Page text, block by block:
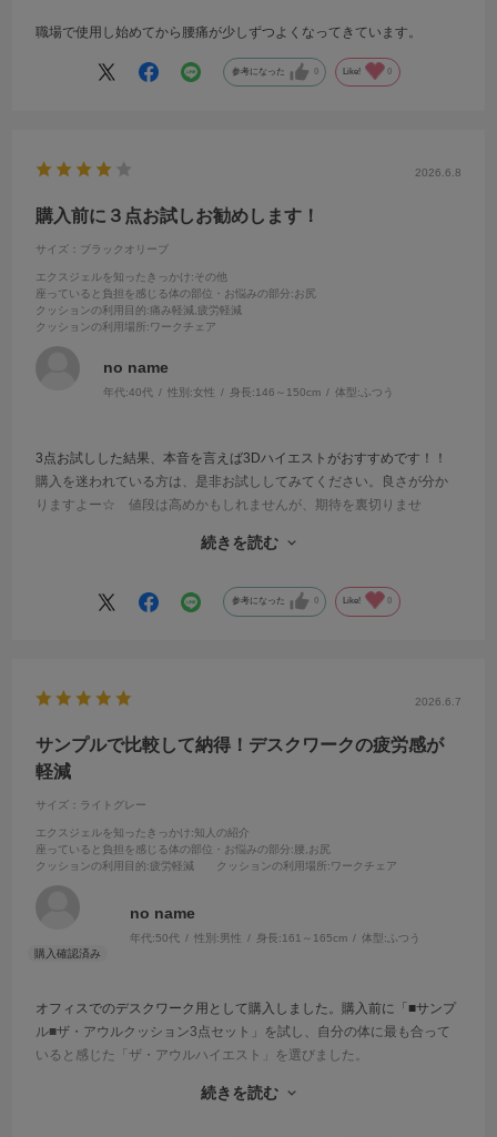
職場で使用し始めてから腰痛が少しずつよくなってきています。
参考になった 0 Like! 0
2026.6.8
購入前に３点お試しお勧めします！
サイズ：ブラックオリーブ
エクスジェルを知ったきっかけ :その他
座っていると負担を感じる体の部位・お悩みの部分:お尻
クッションの利用目的:痛み軽減,疲労軽減
クッションの利用場所:ワークチェア
no name
年代:40代 性別:女性 身長:146～150cm 体型:ふつう
3点お試しした結果、本音を言えば3Dハイエストがおすすめです！！
購入を迷われている方は、是非お試ししてみてください。良さが分か
りますよー☆ 値段は高めかもしれませんが、期待を裏切りませ
た。 これならお尻が痛くならないです。 ハイエストでも充分だと
続きを読む
参考になった 0 Like! 0
2026.6.7
サンプルで比較して納得！デスクワークの疲労感が
軽減
サイズ：ライトグレー
エクスジェルを知ったきっかけ :知人の紹介
座っていると負担を感じる体の部位・お悩みの部分:腰,お尻
クッションの利用目的:疲労軽減 クッションの利用場所:ワークチェア
no name
年代:50代 性別:男性 身長:161～165cm 体型: ふつう
オフィスでのデスクワーク用として購入しました。購入前に「■サンプ
ル■ザ・アウルクッション3点セット」を試し、自分の体に最も合って
いると感じた「ザ・アウルハイエスト」を選びました。
以前は夕方になるとお尻や腰まわりの疲労感が強く、長時間座り続け
続きを読む